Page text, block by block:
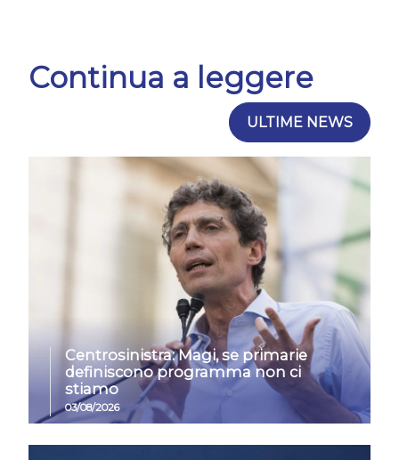
Continua a leggere
ULTIME NEWS
Centrosinistra: Magi, se primarie
definiscono programma non ci
stiamo
03/08/2026